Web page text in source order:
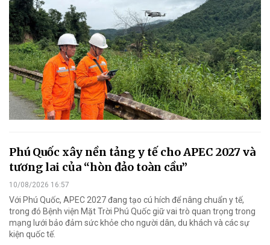
Phú Quốc xây nền tảng y tế cho APEC 2027 và
tương lai của “hòn đảo toàn cầu”
10/08/2026 16:57
Với Phú Quốc, APEC 2027 đang tạo cú hích để nâng chuẩn y tế,
trong đó Bệnh viện Mặt Trời Phú Quốc giữ vai trò quan trọng trong
mạng lưới bảo đảm sức khỏe cho người dân, du khách và các sự
kiện quốc tế.